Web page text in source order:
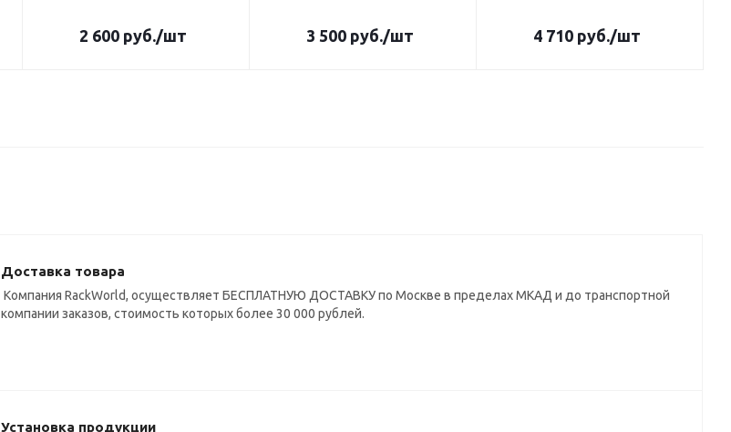
2 600 руб./шт 3 500 руб./шт 4 710 руб./шт
Доставка товара
Компания RackWorld, осуществляет БЕСПЛАТНУЮ ДОСТАВКУ по Москве в пределах МКАД и до транспортной
компании заказов, стоимость которых более 30 000 рублей.
Установка продукции